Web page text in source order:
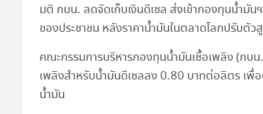
มติ กบน. ลดจัดเก็บเงินดีเซล ส่งเข้ากองทุนน้ำมั
ของประชาชน หลังราคาน้ำมันในตลาดโลกปรับตั
คณะกรรมการบริหารกองทุนน้ำมันเชื้อเพลิง (กบ
เพลิงสำหรับน้ำมันดีเซลลง 0.80 บาทต่อลิตร เพื่
น้ำมัน